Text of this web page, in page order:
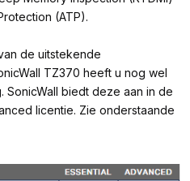
(ATP).
de uitstekende
TZ370 heeft u nog wel
SonicWall biedt deze aan in de
licentie. Zie onderstaande